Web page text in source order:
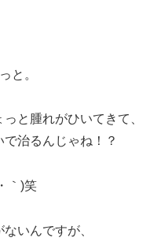
と。
と腫れがひいてきて、
治るんじゃね！？
｀)笑
いんですが、